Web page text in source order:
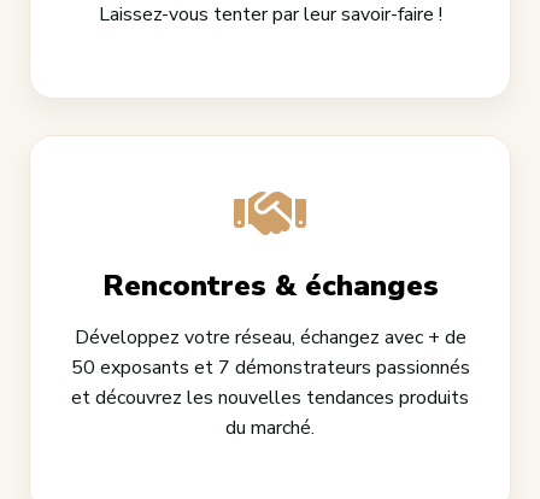
Laissez-vous tenter par leur savoir-faire !
Rencontres & échanges
Développez votre réseau, échangez avec + de
50 exposants et 7 démonstrateurs passionnés
et découvrez les nouvelles tendances produits
du marché.